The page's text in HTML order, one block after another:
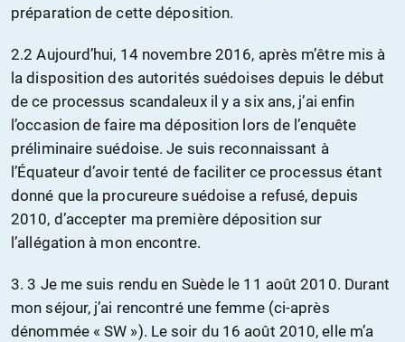
préparation de cette déposition.
2.2 Aujourd’hui, 14 novembre 2016, après m’être mis à
la disposition des autorités suédoises depuis le début
de ce processus scandaleux il y a six ans, j’ai enfin
l’occasion de faire ma déposition lors de l’enquête
préliminaire suédoise. Je suis reconnaissant à
l’Équateur d’avoir tenté de faciliter ce processus étant
donné que la procureure suédoise a refusé, depuis
2010, d’accepter ma première déposition sur
l’allégation à mon encontre.
3. 3 Je me suis rendu en Suède le 11 août 2010. Durant
mon séjour, j’ai rencontré une femme (ci-après
dénommée « SW »). Le soir du 16 août 2010, elle m’a